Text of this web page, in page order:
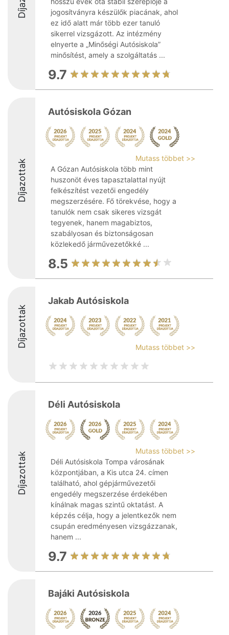
jogosítványra készülők piacának, ahol
ez idő alatt már több ezer tanuló
sikerrel vizsgázott. Az intézmény
elnyerte a „Minőségi Autósiskola”
minősítést, amely a szolgáltatás ...
9.7
Díjazottak
Autósiskola Gózan
Mutass többet >>
A Gózan Autósiskola több mint
huszonöt éves tapasztalattal nyújt
felkészítést vezetői engedély
megszerzésére. Fő törekvése, hogy a
tanulók nem csak sikeres vizsgát
tegyenek, hanem magabiztos,
szabályosan és biztonságosan
közlekedő járművezetőkké ...
8.5
Díjazottak
Jakab Autósiskola
Mutass többet >>
Díjazottak
Déli Autósiskola
Mutass többet >>
Déli Autósiskola Tompa városának
központjában, a Kis utca 24. címen
található, ahol gépjárművezetői
engedély megszerzése érdekében
kínálnak magas szintű oktatást. A
képzés célja, hogy a jelentkezők nem
csupán eredményesen vizsgázzanak,
hanem ...
9.7
Bajáki Autósiskola